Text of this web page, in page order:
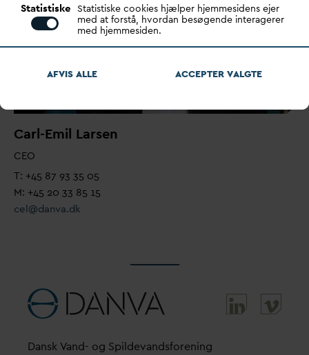
Carl-Emil Larsen
CEO
T: +45 87 93 35 05
M: +45 20 33 85 15
cel@danva.dk
Dansk Vand- og Spildevandsforening
Statistiske Statistiske cookies hjælper hjemmesidens ejer
med at forstå, hvordan besøgende interagerer
med hjemmesiden.
AFVIS ALLE ACCEPTERVALGTE